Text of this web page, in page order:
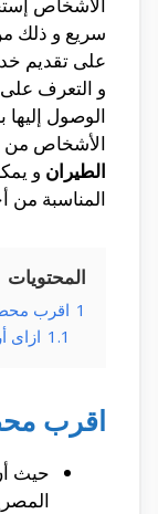
سريع و ذلك
على تقديم
و التعرف على
الوصول
الأشخاص من
الطيران و
المناسبة من
المحتويات
1 اقرب
1.1 ازاى
اقرب
حيث